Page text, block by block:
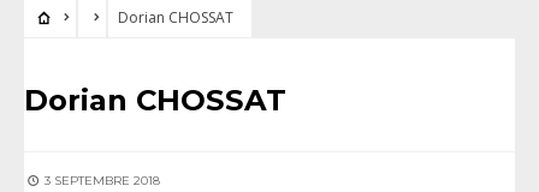
Dorian CHOSSAT
Dorian CHOSSAT
3 SEPTEMBRE 2018